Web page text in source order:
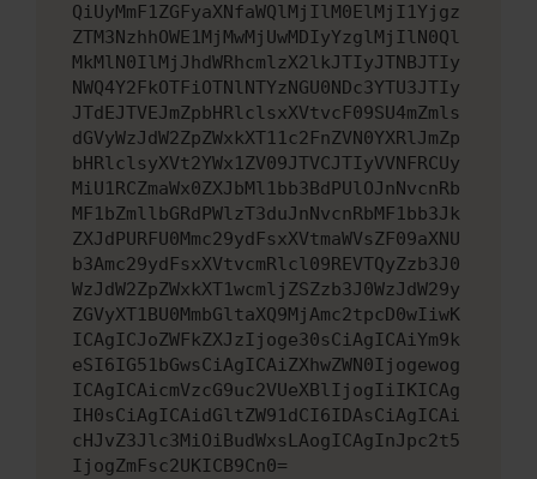
QiUyMmF1ZGFyaXNfaWQlMjIlM0ElMjI1Yjgz
ZTM3NzhhOWE1MjMwMjUwMDIyYzglMjIlN0Ql
MkMlN0IlMjJhdWRhcmlzX2lkJTIyJTNBJTIy
NWQ4Y2FkOTFiOTNlNTYzNGU0NDc3YTU3JTIy
JTdEJTVEJmZpbHRlclsxXVtvcF09SU4mZmls
dGVyWzJdW2ZpZWxkXT11c2FnZVN0YXRlJmZp
bHRlclsyXVt2YWx1ZV09JTVCJTIyVVNFRCUy
MiU1RCZmaWx0ZXJbMl1bb3BdPUlOJnNvcnRb
MF1bZmllbGRdPWlzT3duJnNvcnRbMF1bb3Jk
ZXJdPURFU0Mmc29ydFsxXVtmaWVsZF09aXNU
b3Amc29ydFsxXVtvcmRlcl09REVTQyZzb3J0
WzJdW2ZpZWxkXT1wcmljZSZzb3J0WzJdW29y
ZGVyXT1BU0MmbGltaXQ9MjAmc2tpcD0wIiwK
ICAgICJoZWFkZXJzIjoge30sCiAgICAiYm9k
eSI6IG51bGwsCiAgICAiZXhwZWN0Ijogewog
ICAgICAicmVzcG9uc2VUeXBlIjogIiIKICAg
IH0sCiAgICAidGltZW91dCI6IDAsCiAgICAi
cHJvZ3Jlc3MiOiBudWxsLAogICAgInJpc2t5
IjogZmFsc2UKICB9Cn0=